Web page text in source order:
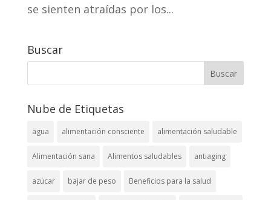
se sienten atraídas por los...
Buscar
Nube de Etiquetas
agua alimentación consciente alimentación saludable
Alimentación sana Alimentos saludables antiaging
azúcar bajar de peso Beneficios para la salud